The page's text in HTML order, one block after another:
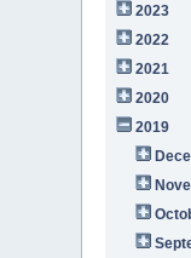
2023
2022
2021
2020
2019